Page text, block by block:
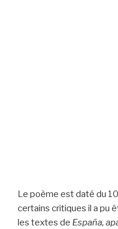
Le poème est daté du
certains critiques il a pu
les textes de España,